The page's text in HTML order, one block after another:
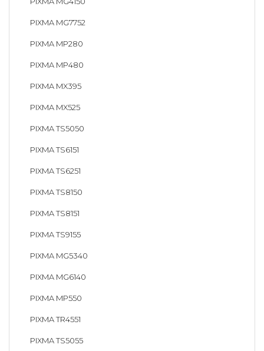
PIXMA MG7752
PIXMA MP280
PIXMA MP480
PIXMA MX395
PIXMA MX525
PIXMA TS5050
PIXMA TS6151
PIXMA TS6251
PIXMA TS8150
PIXMA TS8151
PIXMA TS9155
PIXMA MG5340
PIXMA MG6140
PIXMA MP550
PIXMA TR4551
PIXMA TS5055